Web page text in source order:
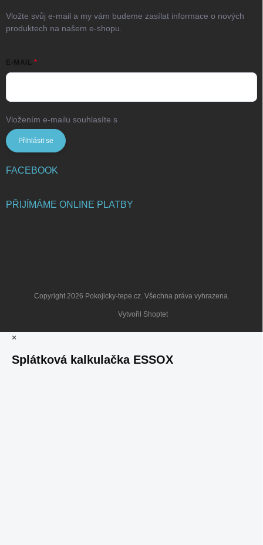
Vložte svůj e-mail a my vám budeme zasílat informace o nových
produktech na našem e-shopu.
E-MAIL
Vložením e-mailu souhlasíte s
Přihlásit se
FACEBOOK
PŘIJÍMÁME ONLINE PLATBY
Vytvořil Shoptet
Copyright 2026 Pokojicky-tepe.cz. Všechna práva vyhrazena.
×
Splátková kalkulačka ESSOX